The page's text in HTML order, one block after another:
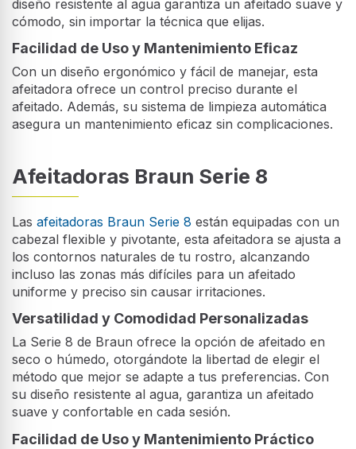
diseño resistente al agua garantiza un afeitado suave y
cómodo, sin importar la técnica que elijas.
Facilidad de Uso y Mantenimiento Eficaz
Con un diseño ergonómico y fácil de manejar, esta
afeitadora ofrece un control preciso durante el
afeitado. Además, su sistema de limpieza automática
asegura un mantenimiento eficaz sin complicaciones.
Afeitadoras Braun Serie 8
Las afeitadoras Braun Serie 8 están equipadas con un
cabezal flexible y pivotante, esta afeitadora se ajusta a
los contornos naturales de tu rostro, alcanzando
incluso las zonas más difíciles para un afeitado
uniforme y preciso sin causar irritaciones.
Versatilidad y Comodidad Personalizadas
La Serie 8 de Braun ofrece la opción de afeitado en
seco o húmedo, otorgándote la libertad de elegir el
método que mejor se adapte a tus preferencias. Con
su diseño resistente al agua, garantiza un afeitado
suave y confortable en cada sesión.
Facilidad de Uso y Mantenimiento Práctico